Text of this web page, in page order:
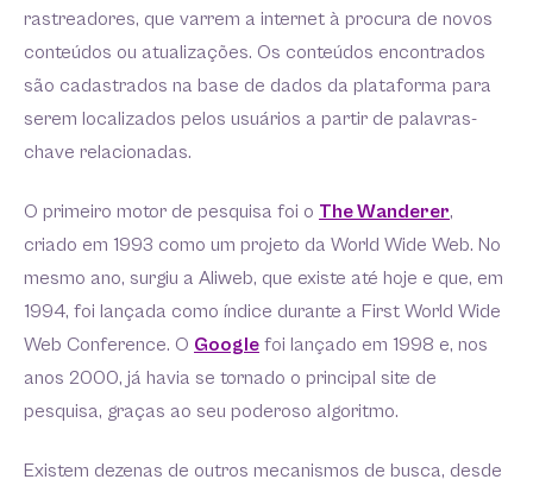
rastreadores, que varrem a internet à procura de novos
conteúdos ou atualizações. Os conteúdos encontrados
são cadastrados na base de dados da plataforma para
serem localizados pelos usuários a partir de palavras-
chave relacionadas.
O primeiro motor de pesquisa foi o The Wanderer,
criado em 1993 como um projeto da World Wide Web. No
mesmo ano, surgiu a Aliweb, que existe até hoje e que, em
1994, foi lançada como índice durante a First World Wide
Web Conference. O Google foi lançado em 1998 e, nos
anos 2000, já havia se tornado o principal site de
pesquisa, graças ao seu poderoso algoritmo.
Existem dezenas de outros mecanismos de busca, desde